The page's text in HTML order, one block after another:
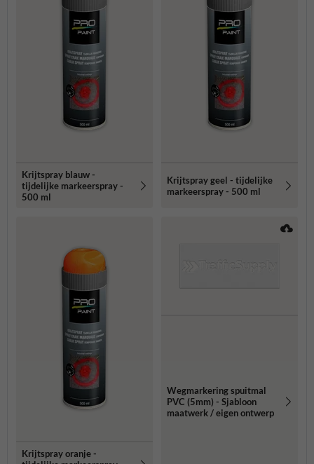
Krijtspray blauw -
tijdelijke markeerspray -
500 ml
Krijtspray geel - tijdelijke
markeerspray - 500 ml
Krijtspray oranje -
Wegmarkering spuitmal
PVC (5mm) - Sjabloon
maatwerk / eigen ontwerp